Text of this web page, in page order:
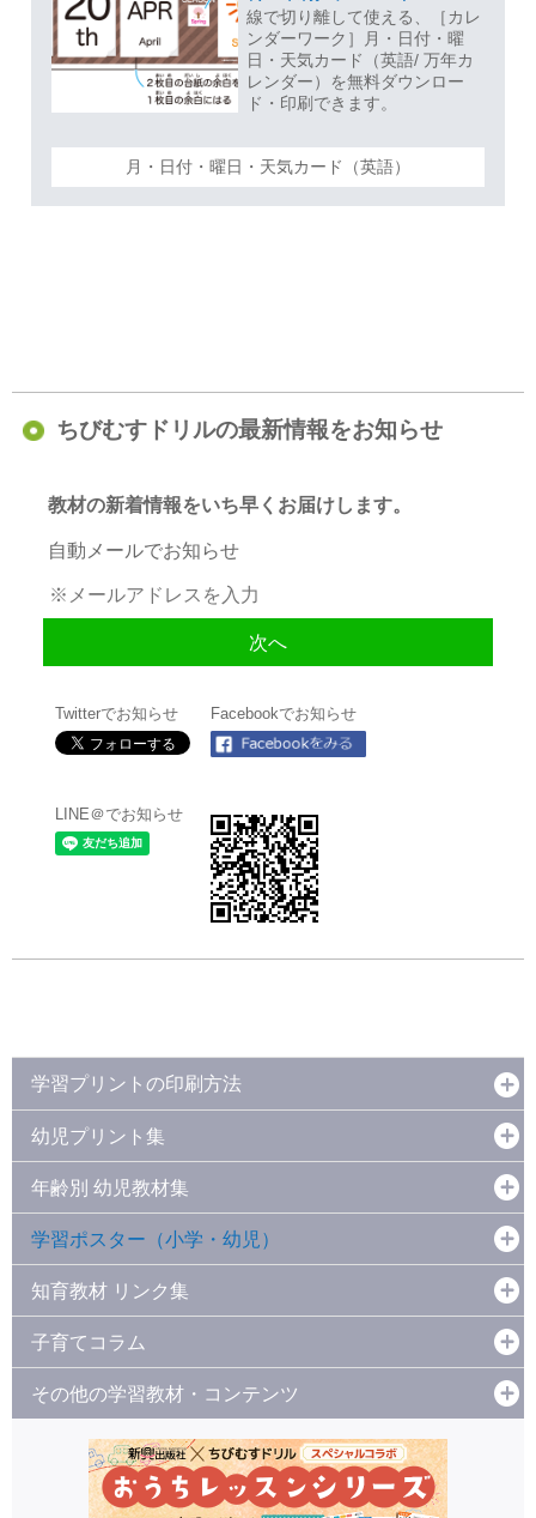
線で切り離して使える、［カレ
ンダーワーク］月・日付・曜
日・天気カード（英語/ 万年カ
レンダー）を無料ダウンロー
ド・印刷できます。
月・日付・曜日・天気カード（英語）
ちびむすドリルの最新情報をお知らせ
教材の新着情報をいち早くお届けします。
自動メールでお知らせ
Twitterでお知らせ Facebookでお知らせ
LINE＠でお知らせ
学習プリントの印刷方法
幼児プリント集
年齢別 幼児教材集
学習ポスター（小学・幼児）
知育教材 リンク集
子育てコラム
その他の学習教材・コンテンツ